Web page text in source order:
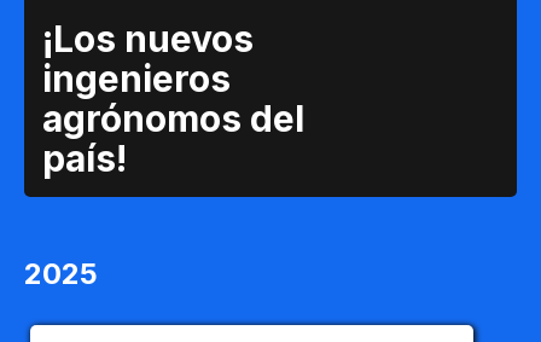
¡Los nuevos
ingenieros
agrónomos del
país!
2025